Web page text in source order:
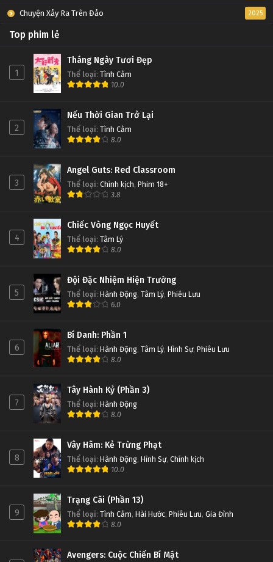
Chuyện Xảy Ra Trên Đảo 2025
Top phim lẻ
1
Tháng Ngày Tươi Đẹp
Thể loại: Tình Cảm
10.0
2
Nếu Thời Gian Trở Lại
Thể loại: Tình Cảm
8.0
3
Angel Guts: Red Classroom
Thể loại: Chính kịch, Phim 18+
3.8
4
Chiếc Vòng Ngọc Huyết
Thể loại: Tâm Lý
8.0
5
Đội Đặc Nhiệm Hiện Trường
Thể loại: Hành Động, Tâm Lý, Phiêu Lưu
6.0
6
Bí Danh: Phần 1
Thể loại: Hành Động, Tâm Lý, Hình Sự, Phiêu Lưu
8.0
7
Tây Hành Kỷ (Phần 3)
Thể loại: Hành Động
8.0
8
Vây Hãm: Kẻ Trừng Phạt
Thể loại: Hành Động, Hình Sự, Chính kịch
10.0
9
Trạng Cãi (Phần 13)
Thể loại: Tình Cảm, Hài Hước, Phiêu Lưu, Gia Đình
8.0
Avengers: Cuộc Chiến Bí Mật